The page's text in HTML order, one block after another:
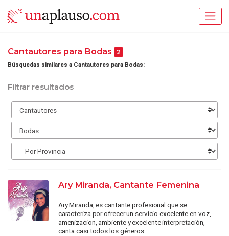
Cantautores para Bodas 2
Búsquedas similares a Cantautores para Bodas:
Filtrar resultados
Ary Miranda, Cantante Femenina
Ary Miranda, es cantante profesional que se
caracteriza por ofrecer un servicio excelente en voz,
amenizacion, ambiente y excelente interpretación,
canta casi todos los géneros ...